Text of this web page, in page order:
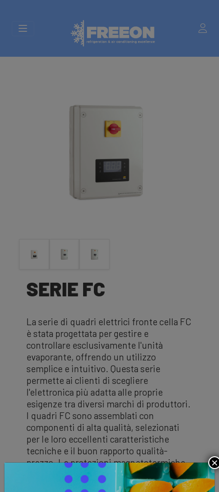
SERIE FC
La serie di quadri elettrici fronte cella FC
è stata progettata per gestire e
controllare esclusivamente l'unità
evaporante, offrendo un utilizzo
semplice e intuitivo. Questa serie
permette ai clienti di scegliere
l'elettronica più adatta alle proprie
esigenze tra diversi marchi di produttori.
I quadri FC sono assemblati con
componenti di alta qualità, selezionati
per le loro eccellenti caratteristiche
tecniche e il buon rapporto qualità-
prezzo. Le protezioni magnetotermiche
di serie assicurano un alto livello di
efficienza e funzionalità.
×